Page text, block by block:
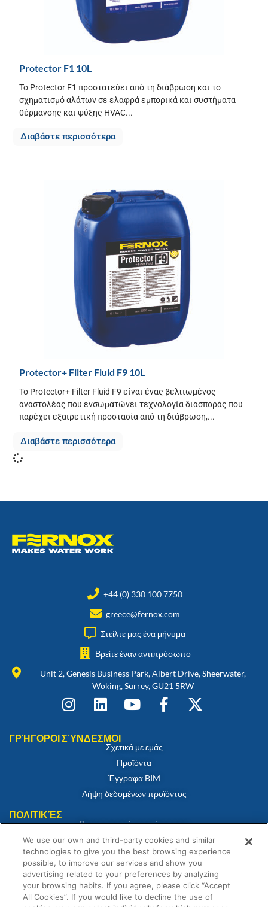
Protector F1 10L
Το Protector F1 προστατεύει από τη διάβρωση και το
σχηματισμό αλάτων σε ελαφρά εμπορικά και συστήματα
θέρμανσης και ψύξης HVAC...
Διαβάστε περισσότερα
Protector+ Filter Fluid F9 10L
Το Protector+ Filter Fluid F9 είναι ένας βελτιωμένος
αναστολέας που ενσωματώνει τεχνολογία διασποράς που
παρέχει εξαιρετική προστασία από τη διάβρωση,...
Διαβάστε περισσότερα
+44 (0) 330 100 7750
greece@fernox.com
Στείλτε μας ένα μήνυμα
Βρείτε έναν αντιπρόσωπο
Unit 2, Genesis Business Park, Albert Drive, Sheerwater,
Woking, Surrey, GU21 5RW
ΓΡΉΓΟΡΟΙ ΣΎΝΔΕΣΜΟΙ
Σχετικά με εμάς
Προϊόντα
Έγγραφα BIM
Λήψη δεδομένων προϊόντος
ΠΟΛΙΤΙΚΈΣ
Πιστοποιητικό συμμόρφωσης
Πολιτική για τα cookies
Αποποίηση ευθύνης
Πολιτική απορρήτου
Όροι και Προϋποθέσεις Πώλησης
Δήλωση εγγύησης
We use our own and third-party cookies and similar
technologies to give you the best browsing experience
possible, to improve our services and show you
advertising related to your preferences by analyzing
your browsing habits. If you agree, please click “Accept
All Cookies”. If you would like to decline the use of